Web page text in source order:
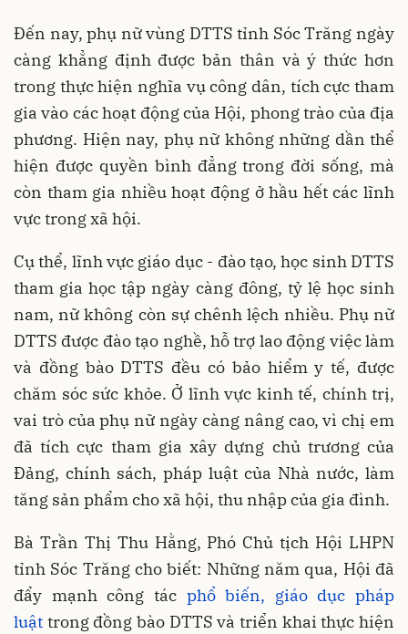
Đến nay, phụ nữ vùng DTTS tỉnh Sóc Trăng ngày
càng khẳng định được bản thân và ý thức hơn
trong thực hiện nghĩa vụ công dân, tích cực tham
gia vào các hoạt động của Hội, phong trào của địa
phương. Hiện nay, phụ nữ không những dần thể
hiện được quyền bình đẳng trong đời sống, mà
còn tham gia nhiều hoạt động ở hầu hết các lĩnh
vực trong xã hội.
Cụ thể, lĩnh vực giáo dục - đào tạo, học sinh DTTS
tham gia học tập ngày càng đông, tỷ lệ học sinh
nam, nữ không còn sự chênh lệch nhiều. Phụ nữ
DTTS được đào tạo nghề, hỗ trợ lao động việc làm
và đồng bào DTTS đều có bảo hiểm y tế, được
chăm sóc sức khỏe. Ở lĩnh vực kinh tế, chính trị,
vai trò của phụ nữ ngày càng nâng cao, vì chị em
đã tích cực tham gia xây dựng chủ trương của
Đảng, chính sách, pháp luật của Nhà nước, làm
tăng sản phẩm cho xã hội, thu nhập của gia đình.
Bà Trần Thị Thu Hằng, Phó Chủ tịch Hội LHPN
tỉnh Sóc Trăng cho biết: Những năm qua, Hội đã
đẩy mạnh công tác phổ biến, giáo dục pháp
luật trong đồng bào DTTS và triển khai thực hiện